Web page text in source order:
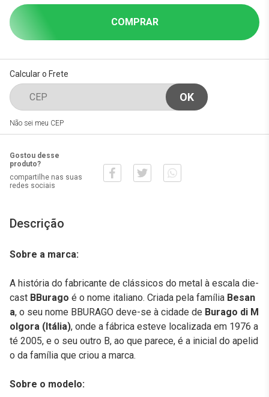
COMPRAR
Calcular o Frete
Não sei meu CEP
Gostou desse
produto?
compartilhe nas suas
redes sociais
Descrição
Sobre a marca:
A história do fabricante de clássicos do metal à escala die-
cast BBurago é o nome italiano. Criada pela família Besan
a, o seu nome BBURAGO deve-se à cidade de Burago di M
olgora (Itália), onde a fábrica esteve localizada em 1976 a
té 2005, e o seu outro B, ao que parece, é a inicial do apelid
o da família que criou a marca.
Sobre o modelo: